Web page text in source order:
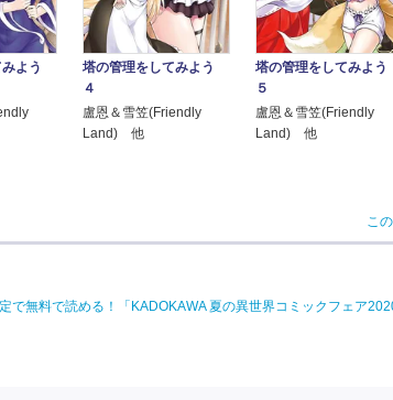
みよう
塔の管理をしてみよう
４
盧恩＆雪笠(Friendly
Land) 他
塔の管理をしてみよう
５
盧恩＆雪笠(Friendly
Land) 他
こ
無料で読める！「KADOKAWA 夏の異世界コミックフェア